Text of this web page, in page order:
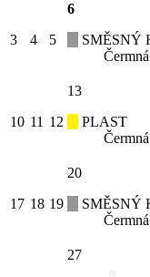
3 4 5
6
SMĚSNÝ
10 11 12
13
PLAST
17 18 19
20
SMĚSNÝ
27